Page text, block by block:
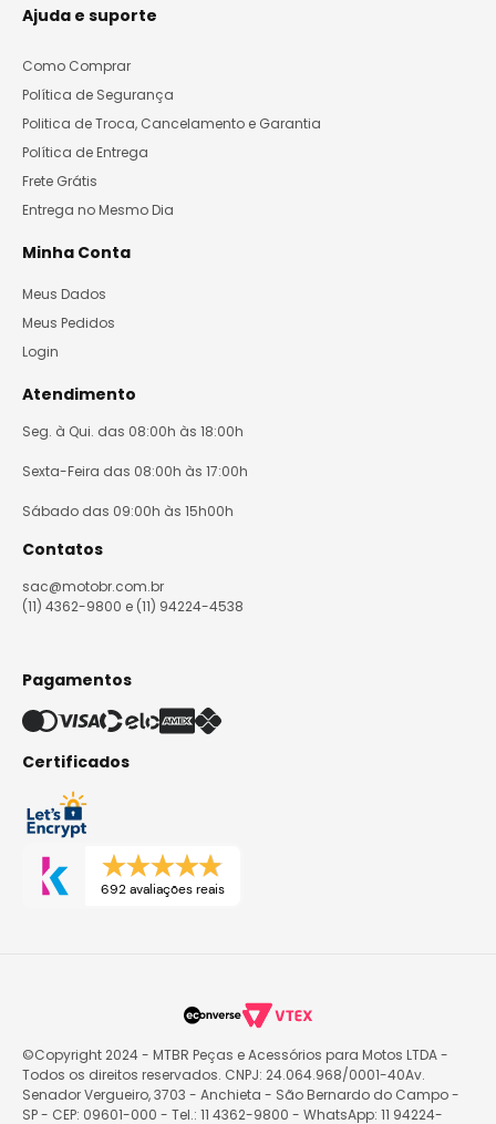
Ajuda e suporte
Como Comprar
Política de Segurança
Politica de Troca, Cancelamento e Garantia
Política de Entrega
Frete Grátis
Entrega no Mesmo Dia
Minha Conta
Meus Dados
Meus Pedidos
Login
Atendimento
Seg. à Qui. das 08:00h às 18:00h
Sexta-Feira das 08:00h às 17:00h
Sábado das 09:00h às 15h00h
Contatos
sac@motobr.com.br
(11) 4362-9800 e (11) 94224-4538
Pagamentos
Certificados
692 avaliações reais
©Copyright 2024 - MTBR Peças e Acessórios para Motos LTDA -
Todos os direitos reservados. CNPJ: 24.064.968/0001-40Av.
Senador Vergueiro, 3703 - Anchieta - São Bernardo do Campo -
SP - CEP: 09601-000 - Tel.: 11 4362-9800 - WhatsApp: 11 94224-